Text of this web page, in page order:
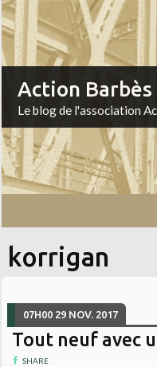
Action Barbès
Le blog de l'association
korrigan
07H00 29 NOV. 2017
Tout neuf avec
SHARE